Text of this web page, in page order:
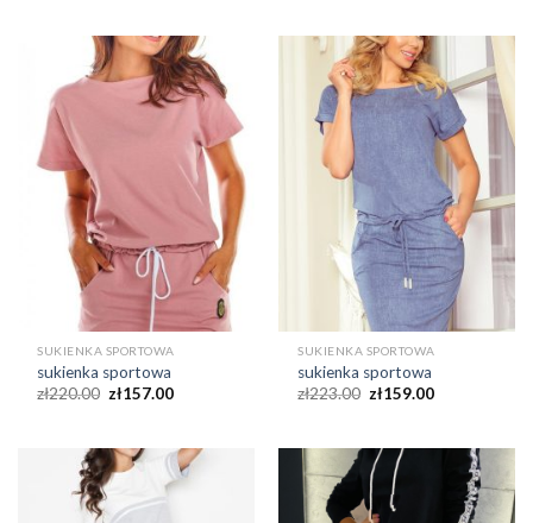
SUKIENKA SPORTOWA
sukienka sportowa
zł220.00 zł157.00
SUKIENKA SPORTOWA
sukienka sportowa
zł223.00 zł159.00